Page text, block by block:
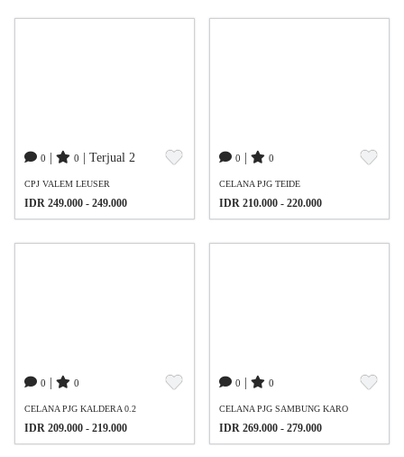
0 0 | Terjual 2
CPJ VALEM LEUSER
IDR 249.000 - 249.000
0 0
CELANA PJG TEIDE
IDR 210.000 - 220.000
0 0
CELANA PJG KALDERA 0.2
IDR 209.000 - 219.000
0 0
CELANA PJG SAMBUNG KARO
IDR 269.000 - 279.000